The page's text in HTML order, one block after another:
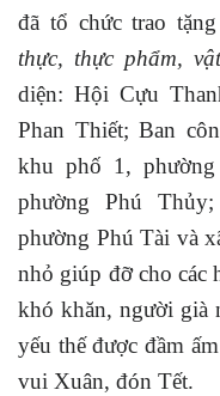
đã tổ chức trao
thực, thực phẩm,
diện: Hội Cựu
Phan Thiết; Ban
khu phố 1,
phường Phú
phường Phú Tài và
nhỏ giúp đỡ cho các
khó khăn, người già
yếu thế được đầm
vui Xuân, đón Tết.